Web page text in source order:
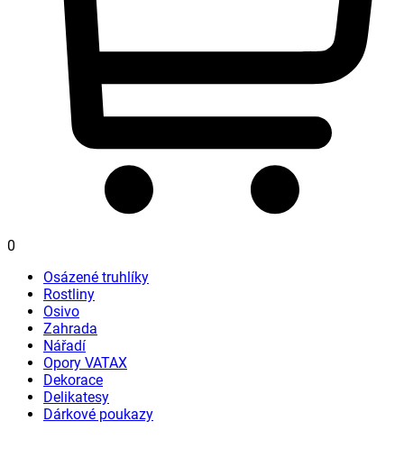
0
Osázené truhlíky
Rostliny
Osivo
Zahrada
Nářadí
Opory VATAX
Dekorace
Delikatesy
Dárkové poukazy